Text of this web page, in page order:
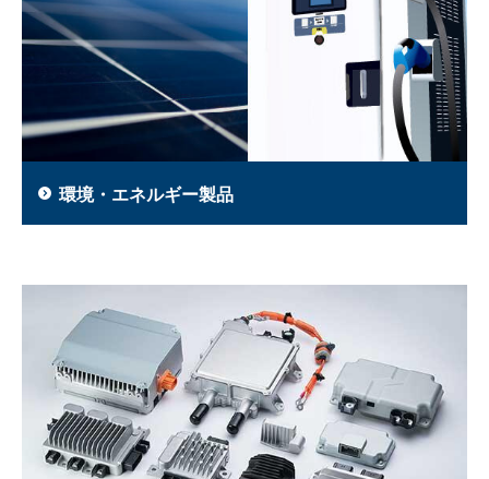
環境・エネルギー製品